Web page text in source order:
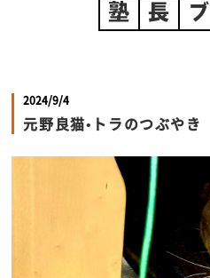
塾 長 ブ
2024/9/4
元野良猫•トラのつぶやき